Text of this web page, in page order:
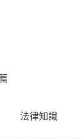
法律知識